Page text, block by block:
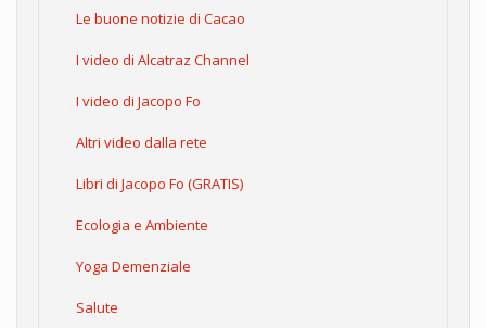
Le buone notizie di Cacao
I video di Alcatraz Channel
I video di Jacopo Fo
Altri video dalla rete
Libri di Jacopo Fo (GRATIS)
Ecologia e Ambiente
Yoga Demenziale
Salute